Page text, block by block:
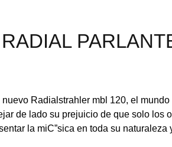
Radialstrahler mbl 120, el
de lado su prejuicio de que solo los
la miС”sica en toda su naturaleza